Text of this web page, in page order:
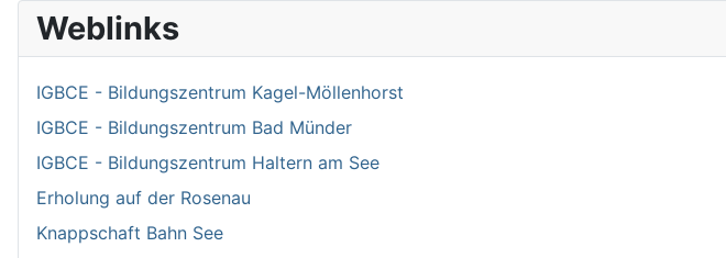
Weblinks
IGBCE - Bildungszentrum Kagel-Möllenhorst
IGBCE - Bildungszentrum Bad Münder
IGBCE - Bildungszentrum Haltern am See
Erholung auf der Rosenau
Knappschaft Bahn See